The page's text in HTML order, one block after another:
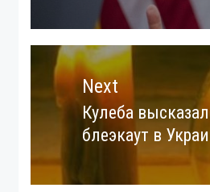
post:
Next
Next
post:
Кулеба
блеэкаут в